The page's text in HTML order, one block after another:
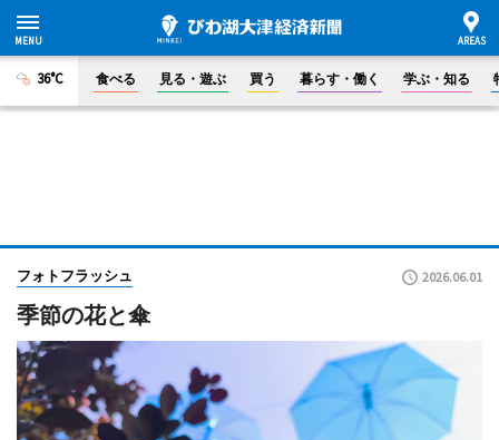
36°C 食べる 見る・遊ぶ 買う 暮らす・働く 学ぶ・知る
フォトフラッシュ 2026.06.01
季節の花と傘